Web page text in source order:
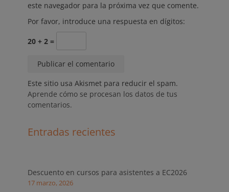
este navegador para la próxima vez que comente.
Por favor, introduce una respuesta en dígitos:
20 + 2 =
Este sitio usa Akismet para reducir el spam.
Aprende cómo se procesan los datos de tus
comentarios.
Entradas recientes
Descuento en cursos para asistentes a EC2026
17 marzo, 2026